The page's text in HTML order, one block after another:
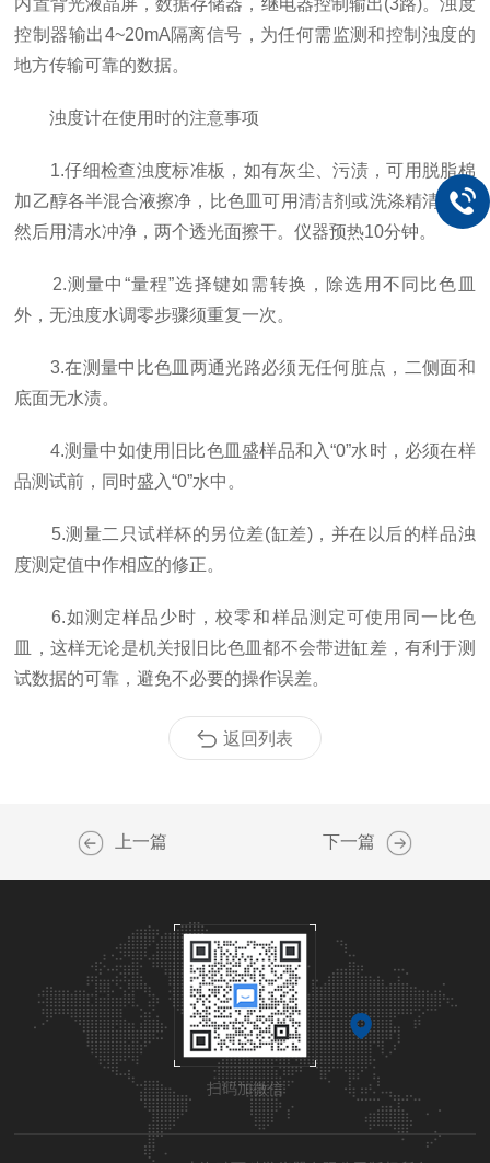
内置背光液晶屏，数据存储器，继电器控制输出(3路)。浊度
控制器输出4~20mA隔离信号，为任何需监测和控制浊度的
地方传输可靠的数据。
浊度计在使用时的注意事项
1.仔细检查浊度标准板，如有灰尘、污渍，可用脱脂棉
加乙醇各半混合液擦净，比色皿可用清洁剂或洗涤精清洗，
然后用清水冲净，两个透光面擦干。仪器预热10分钟。
2.测量中“量程”选择键如需转换，除选用不同比色皿
外，无浊度水调零步骤须重复一次。
3.在测量中比色皿两通光路必须无任何脏点，二侧面和
底面无水渍。
4.测量中如使用旧比色皿盛样品和入“0”水时，必须在样
品测试前，同时盛入“0”水中。
5.测量二只试样杯的另位差(缸差)，并在以后的样品浊
度测定值中作相应的修正。
6.如测定样品少时，校零和样品测定可使用同一比色
皿，这样无论是机关报旧比色皿都不会带进缸差，有利于测
试数据的可靠，避免不必要的操作误差。
返回列表
上一篇 下一篇
扫码加微信